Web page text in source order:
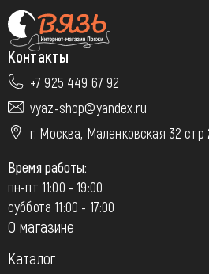
Контакты
+7 925 449 67 92
vyaz-shop@yandex.ru
г. Москва, Маленковская 32 стр
Время работы:
пн-пт 11:00 - 19:00
суббота 11:00 - 17:00
О магазине
Каталог